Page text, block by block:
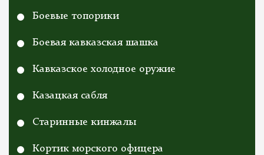
Боевые топорики
Боевая кавказская шашка
Кавказское холодное оружие
Казацкая сабля
Старинные кинжалы
Кортик морского офицера